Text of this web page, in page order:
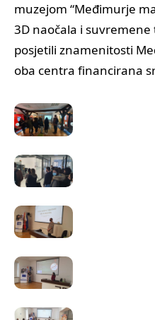
muzejom “Međimurje
3D naočala i
posjetili znamenitosti
oba centra financirana